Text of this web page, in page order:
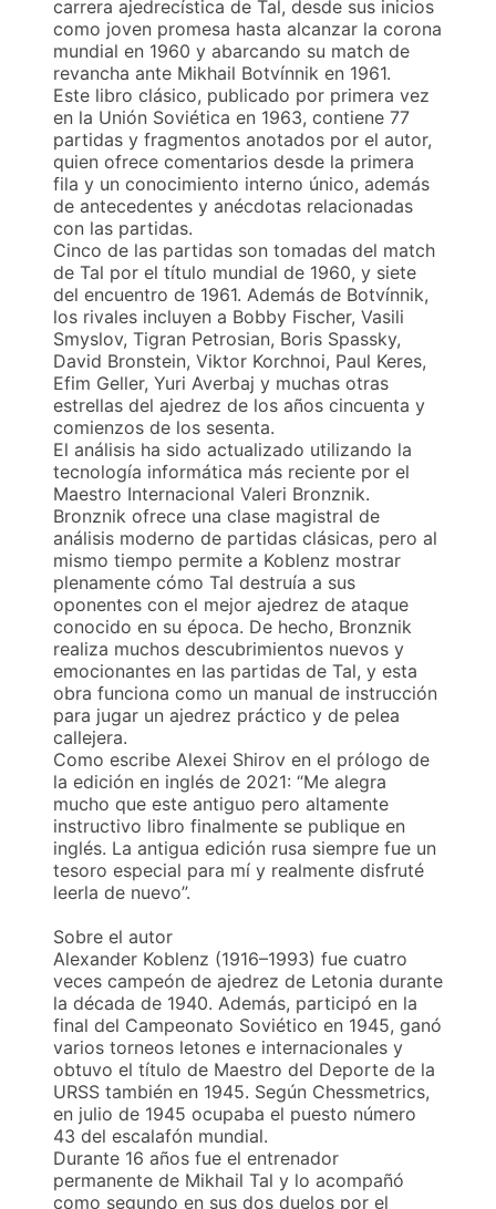
carrera ajedrecística de Tal, desde sus inicios
como joven promesa hasta alcanzar la corona
mundial en 1960 y abarcando su match de
revancha ante Mikhail Botvínnik en 1961.
Este libro clásico, publicado por primera vez
en la Unión Soviética en 1963, contiene 77
partidas y fragmentos anotados por el autor,
quien ofrece comentarios desde la primera
fila y un conocimiento interno único, además
de antecedentes y anécdotas relacionadas
con las partidas.
Cinco de las partidas son tomadas del match
de Tal por el título mundial de 1960, y siete
del encuentro de 1961. Además de Botvínnik,
los rivales incluyen a Bobby Fischer, Vasili
Smyslov, Tigran Petrosian, Boris Spassky,
David Bronstein, Viktor Korchnoi, Paul Keres,
Efim Geller, Yuri Averbaj y muchas otras
estrellas del ajedrez de los años cincuenta y
comienzos de los sesenta.
El análisis ha sido actualizado utilizando la
tecnología informática más reciente por el
Maestro Internacional Valeri Bronznik.
Bronznik ofrece una clase magistral de
análisis moderno de partidas clásicas, pero al
mismo tiempo permite a Koblenz mostrar
plenamente cómo Tal destruía a sus
oponentes con el mejor ajedrez de ataque
conocido en su época. De hecho, Bronznik
realiza muchos descubrimientos nuevos y
emocionantes en las partidas de Tal, y esta
obra funciona como un manual de instrucción
para jugar un ajedrez práctico y de pelea
callejera.
Como escribe Alexei Shirov en el prólogo de
la edición en inglés de 2021: “Me alegra
mucho que este antiguo pero altamente
instructivo libro finalmente se publique en
inglés. La antigua edición rusa siempre fue un
tesoro especial para mí y realmente disfruté
leerla de nuevo”.
Sobre el autor
Alexander Koblenz (1916–1993) fue cuatro
veces campeón de ajedrez de Letonia durante
la década de 1940. Además, participó en la
final del Campeonato Soviético en 1945, ganó
varios torneos letones e internacionales y
obtuvo el título de Maestro del Deporte de la
URSS también en 1945. Según Chessmetrics,
en julio de 1945 ocupaba el puesto número
43 del escalafón mundial.
Durante 16 años fue el entrenador
permanente de Mikhail Tal y lo acompañó
como segundo en sus dos duelos por el